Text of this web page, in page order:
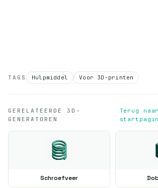
TAGS Hulpmiddel Voor 3D-printen
GERELATEERDE 3D-
GENERATOREN
Terug
Schroefveer